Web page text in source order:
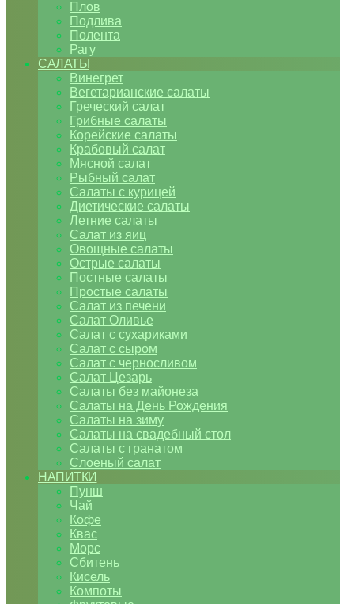
Плов
Подлива
Полента
Рагу
САЛАТЫ
Винегрет
Вегетарианские салаты
Греческий салат
Грибные салаты
Корейские салаты
Крабовый салат
Мясной салат
Рыбный салат
Салаты с курицей
Диетические салаты
Летние салаты
Салат из яиц
Овощные салаты
Острые салаты
Постные салаты
Простые салаты
Салат из печени
Салат Оливье
Салат с сухариками
Салат с сыром
Салат с черносливом
Салат Цезарь
Салаты без майонеза
Салаты на День Рождения
Салаты на зиму
Салаты на свадебный стол
Салаты с гранатом
Слоеный салат
НАПИТКИ
Пунш
Чай
Кофе
Квас
Морс
Сбитень
Кисель
Компоты